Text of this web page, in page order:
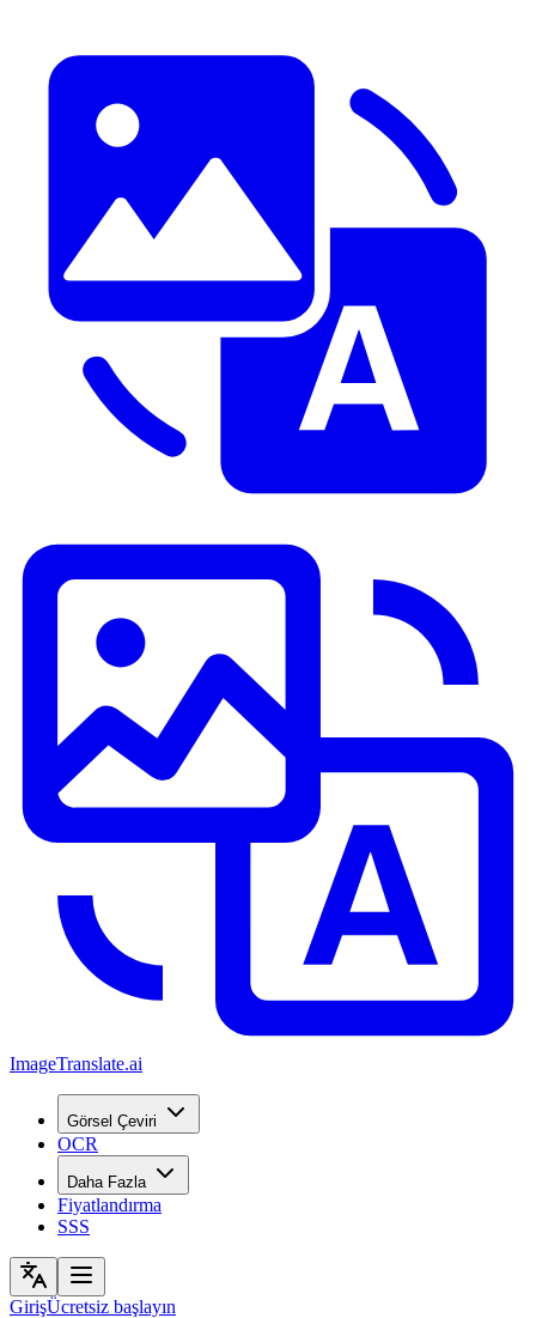
ImageTranslate.ai
Görsel Çeviri
OCR
Daha Fazla
Fiyatlandırma
SSS
GirişÜcretsiz başlayın